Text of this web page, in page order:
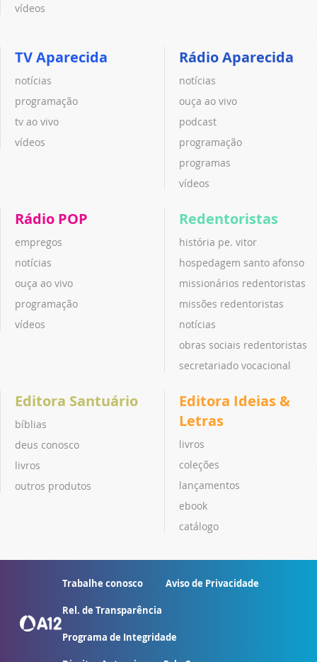
vídeos
TV Aparecida
notícias
programação
tv ao vivo
vídeos
Rádio Aparecida
notícias
ouça ao vivo
podcast
programação
programas
vídeos
Rádio POP
empregos
notícias
ouça ao vivo
programação
vídeos
Redentoristas
história pe. vitor
hospedagem santo afonso
missionários redentoristas
missões redentoristas
notícias
obras sociais redentoristas
secretariado vocacional
Editora Santuário
bíblias
deus conosco
livros
outros produtos
Editora Ideias &
Letras
livros
coleções
lançamentos
ebook
catálogo
Trabalhe conosco Aviso de Privacidade
Rel. de Transparência
Programa de Integridade